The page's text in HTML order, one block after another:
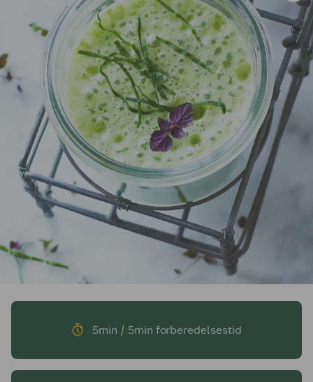
5min / 5min forberedelsestid